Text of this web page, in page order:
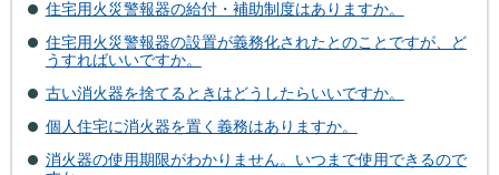
住宅用火災警報器の給付・補助制度はありますか。
住宅用火災警報器の設置が義務化されたとのことですが、ど
うすればいいですか。
古い消火器を捨てるときはどうしたらいいですか。
個人住宅に消火器を置く義務はありますか。
消火器の使用期限がわかりません。いつまで使用できるので